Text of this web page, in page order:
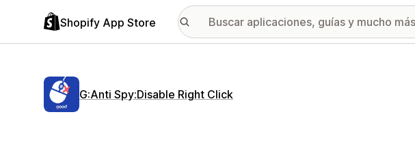
Shopify App Store
G:Anti Spy:Disable Right Click